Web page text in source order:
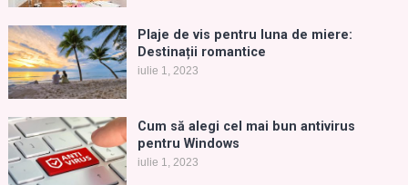
Plaje de vis pentru luna de miere:
Destinații romantice
iulie 1, 2023
Cum să alegi cel mai bun antivirus
pentru Windows
iulie 1, 2023